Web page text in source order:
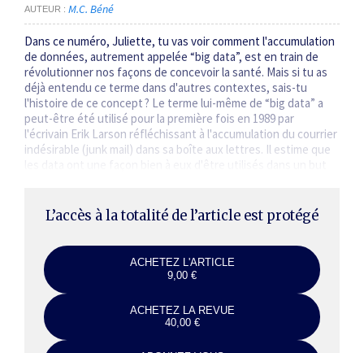
AUTEUR M.C. Béné
Dans ce numéro, Juliette, tu vas voir comment l'accumulation
de données, autrement appelée “big data”, est en train de
révolutionner nos façons de concevoir la santé. Mais si tu as
déjà entendu ce terme dans d'autres contextes, sais-tu
l'histoire de ce concept ? Le terme lui-même de “big data” a
peut-être été utilisé pour la première fois en 1989 par
l'écrivain Erik Larson réfléchissant à l'accumulation du courrier
indésirable (junk mail) dans sa boîte aux lettres. Il estime que
L’accès à la totalité de l’article est protégé
ACHETEZ L'ARTICLE
9,00 €
ACHETEZ LA REVUE
40,00 €